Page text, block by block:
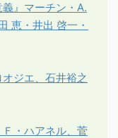
』マーチン・A.
恵・井出 啓一・
ジエ、石井裕之
Ｆ・ハアネル、菅